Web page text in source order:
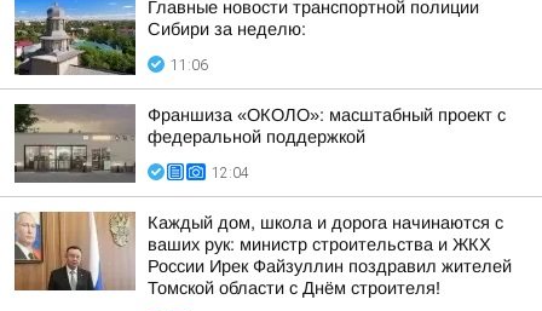
Главные новости транспортной полиции
Сибири за неделю:
11:06
Франшиза «ОКОЛО»: масштабный проект с
федеральной поддержкой
12:04
Каждый дом, школа и дорога начинаются с
ваших рук: министр строительства и ЖКХ
России Ирек Файзуллин поздравил жителей
Томской области с Днём строителя!